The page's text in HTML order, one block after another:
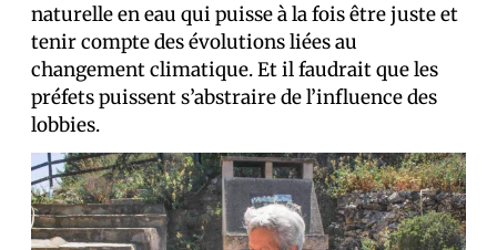
naturelle en eau qui puisse à la fois être juste et
tenir compte des évolutions liées au
changement climatique. Et il faudrait que les
préfets puissent s’abstraire de l’influence des
lobbies.